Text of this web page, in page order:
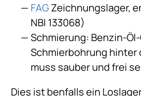
FAGZeichnungslager,
NBI 133068)
Schmierung: Benzin-
Schmierbohrung hinter
muss sauber und frei
Dies ist benfalls ein